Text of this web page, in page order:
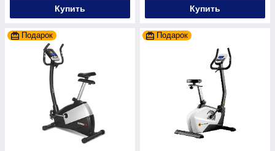
Купить Купить
Подарок Подарок